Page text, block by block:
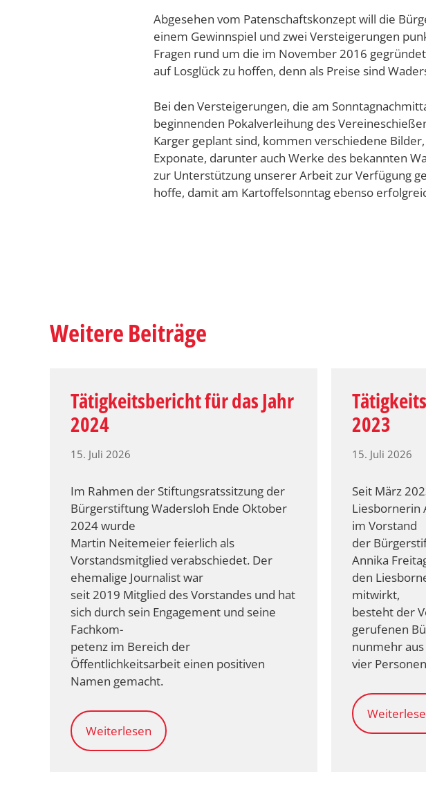
Abgesehen vom Patenschaftskonzept will die
einem Gewinnspiel und zwei Versteigerungen
Fragen rund um die im November 2016
auf Losglück zu hoffen, denn als Preise sind
Bei den Versteigerungen, die am
beginnenden Pokalverleihung des
Karger geplant sind, kommen verschiedene
Exponate, darunter auch Werke des bekannten
zur Unterstützung unserer Arbeit zur Verfügung
hoffe, damit am Kartoffelsonntag ebenso
Weitere Beiträge
Tätigkeitsbericht für das Jahr
2024
15. Juli 2026
Im Rahmen der Stiftungsratssitzung der
Bürgerstiftung Wadersloh Ende Oktober
2024 wurde
Martin Neitemeier feierlich als
Vorstandsmitglied verabschiedet. Der
ehemalige Journalist war
seit 2019 Mitglied des Vorstandes und hat
sich durch sein Engagement und seine
Fachkom-
petenz im Bereich der
Öffentlichkeitsarbeit einen positiven
Namen gemacht.
Weiterlesen
2023
15. Juli 2026
Seit März
Liesbornerin
im Vorstand
der
Annika
den
mitwirkt,
besteht der
gerufenen
nunmehr aus
vier